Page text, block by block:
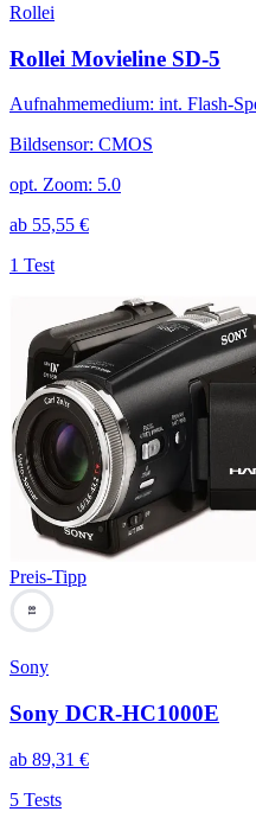
Rollei
Rollei Movieline SD-5
Aufnahmemedium: int. Flash-
Bildsensor: CMOS
opt. Zoom: 5.0
ab 55,55 €
1 Test
Preis-Tipp
81
Sony
Sony DCR-HC1000E
ab 89,31 €
5 Tests